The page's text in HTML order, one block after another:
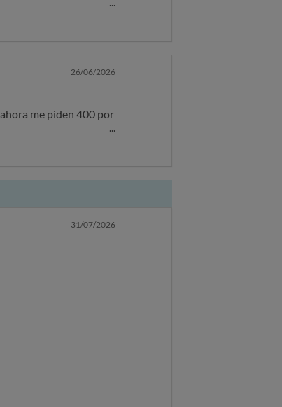
26/06/2026
me piden 400 por
31/07/2026